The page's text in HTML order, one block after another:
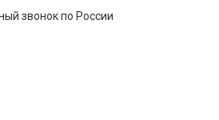
звонок по России